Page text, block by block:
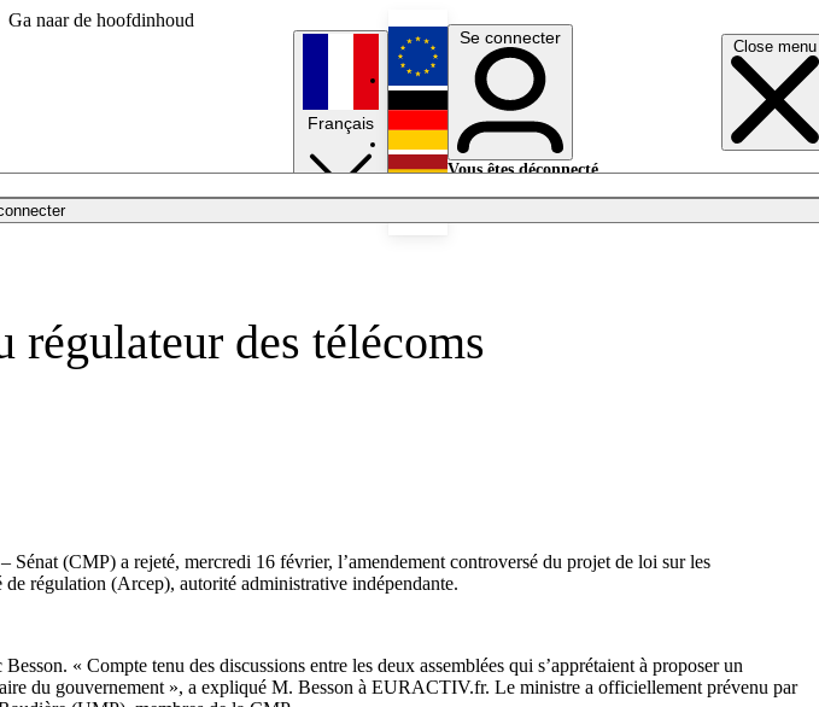
Ga naar de hoofdinhoud
Close menu
Français
English
Deutsch
Se connecter
Vous êtes déconnecté.
régulateur des télécoms
(CMP) a rejeté, mercredi 16 février, l’amendement controversé du projet de loi sur les
régulation (Arcep), autorité administrative indépendante.
« Compte tenu des discussions entre les deux assemblées qui s’apprétaient à proposer un
du gouvernement », a expliqué M. Besson à EURACTIV.fr. Le ministre a officiellement prévenu par